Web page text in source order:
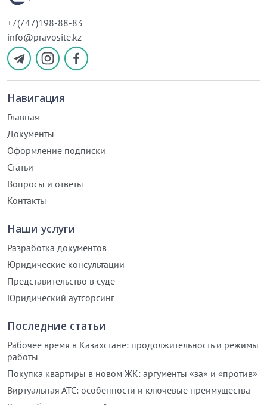
+7(747)198-88-83
info@pravosite.kz
Навигация
Главная
Документы
Оформление подписки
Статьи
Вопросы и ответы
Контакты
Наши услуги
Разработка документов
Юридические консультации
Представительство в суде
Юридический аутсорсинг
Последние статьи
Рабочее время в Казахстане: продолжительность и режимы
работы
Покупка квартиры в новом ЖК: аргументы «за» и «против»
Виртуальная АТС: особенности и ключевые преимущества